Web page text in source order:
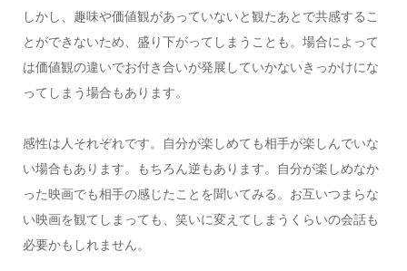
しかし、趣味や価値観があっていないと観たあとで共感するこ
とができないため、盛り下がってしまうことも。場合によって
は価値観の違いでお付き合いが発展していかないきっかけにな
ってしまう場合もあります。
感性は人それぞれです。自分が楽しめても相手が楽しんでいな
い場合もあります。もちろん逆もあります。自分が楽しめなか
った映画でも相手の感じたことを聞いてみる。お互いつまらな
い映画を観てしまっても、笑いに変えてしまうくらいの会話も
必要かもしれません。